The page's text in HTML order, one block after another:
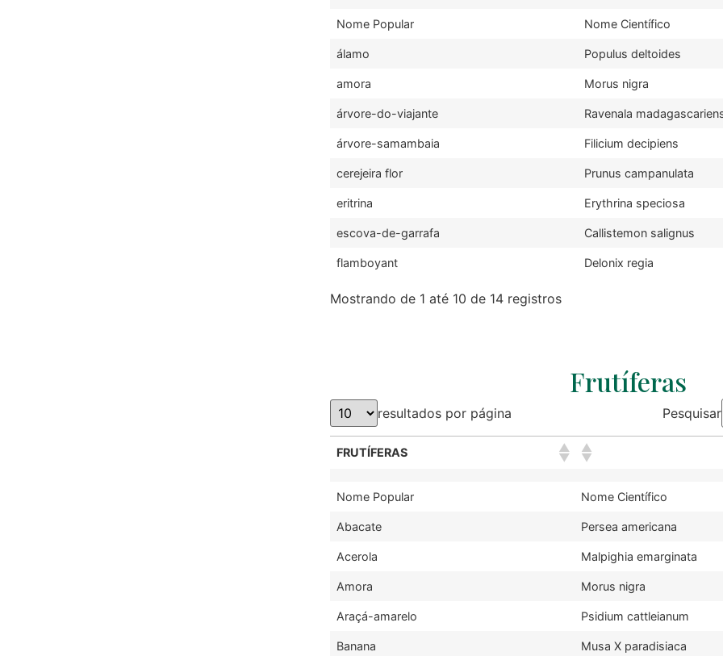
Nome Popular Nome Científico
álamo Populus deltoides
amora Morus nigra
árvore-do-viajante Ravenala
árvore-samambaia Filicium decipiens
cerejeira flor Prunus campanulata
eritrina Erythrina speciosa
escova-de-garrafa Callistemon salignus
flamboyant Delonix regia
Mostrando de 1 até 10 de 14 registros
Frutíferas
resultados por página Pesquisar
FRUTÍFERAS
Nome Popular Nome Científico
Abacate Persea americana
Acerola Malpighia emarginata
Amora Morus nigra
Araçá-amarelo Psidium cattleianum
Banana Musa X paradisiaca